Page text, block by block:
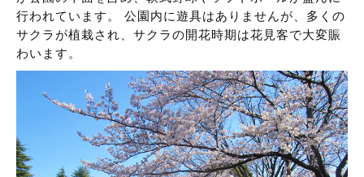
行われています。 公園内に遊具はありませんが、多くの
サクラが植栽され、サクラの開花時期は花見客で大変賑
わいます。